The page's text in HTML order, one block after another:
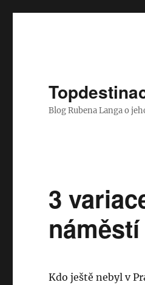
Blog Rubena Langa o
3
Kdo ještě nebyl v